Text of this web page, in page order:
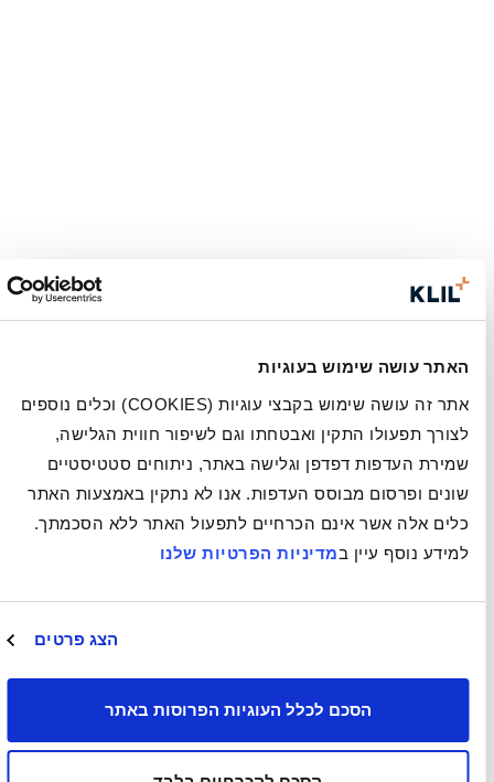
האתר עושה שימוש בעוגיות
אתר זה עושה שימוש בקבצי עוגיות (COOKIES) וכלים נוספים
לצורך תפעולו התקין ואבטחתו וגם לשיפור חווית הגלישה,
שמירת העדפות דפדפן וגלישה באתר, ניתוחים סטטיסטיים
שונים ופרסום מבוסס העדפות. אנו לא נתקין באמצעות האתר
כלים אלה אשר אינם הכרחיים לתפעול האתר ללא הסכמתך.
למידע נוסף עיין במדיניות הפרטיות שלנו
הצג פרטים
הסכם לכלל העוגיות הפרוסות באתר